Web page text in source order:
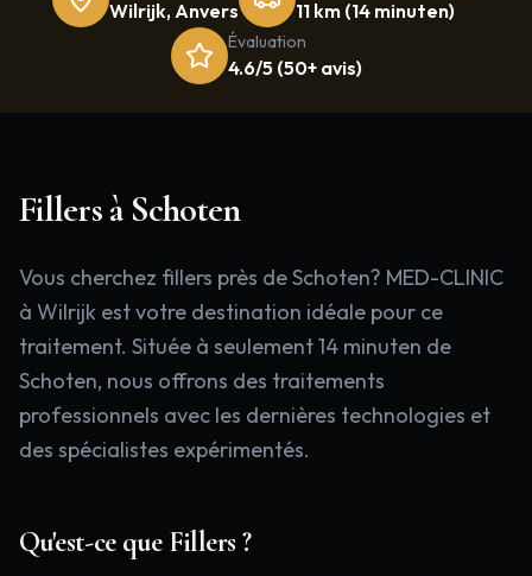
Wilrijk, Anvers 11 km(14 minuten)
Évaluation
4.6/5 (50+ avis)
FillersàSchoten
Vous cherchez fillers près de Schoten? MED-CLINIC
à Wilrijk est votre destination idéale pour ce
traitement. Située à seulement 14 minuten de
Schoten, nous offrons des traitements
professionnels avec les dernières technologies et
des spécialistes expérimentés.
Qu'est-ce que Fillers ?